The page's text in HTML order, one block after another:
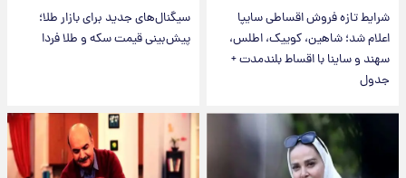
شرایط تازه فروش اقساطی سایپا
اعلام شد؛ شاهین، کوییک، اطلس،
سهند و ساینا با اقساط بلندمدت +
جدول
سیگنال‌های جدید برای بازار طلا؛
پیش‌بینی قیمت سکه و طلا فردا